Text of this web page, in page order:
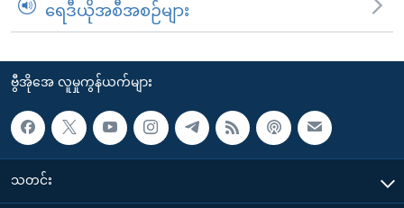
ရေဒီယိုအစီအစဉ်များ
ဗွီအိုအေ လူမှုကွန်ယက်များ
သတင်း